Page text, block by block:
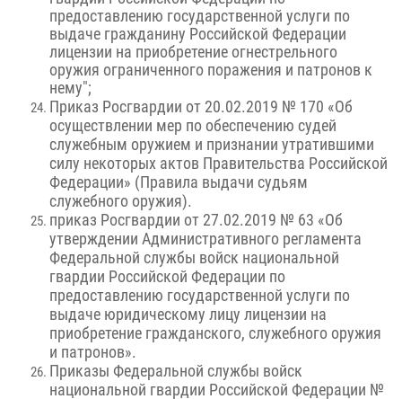
предоставлению государственной услуги по
выдаче гражданину Российской Федерации
лицензии на приобретение огнестрельного
оружия ограниченного поражения и патронов к
нему";
Приказ Росгвардии от 20.02.2019 № 170 «Об
осуществлении мер по обеспечению судей
служебным оружием и признании утратившими
силу некоторых актов Правительства Российской
Федерации» (Правила выдачи судьям
служебного оружия).
приказ Росгвардии от 27.02.2019 № 63 «Об
утверждении Административного регламента
Федеральной службы войск национальной
гвардии Российской Федерации по
предоставлению государственной услуги по
выдаче юридическому лицу лицензии на
приобретение гражданского, служебного оружия
и патронов».
Приказы Федеральной службы войск
национальной гвардии Российской Федерации №